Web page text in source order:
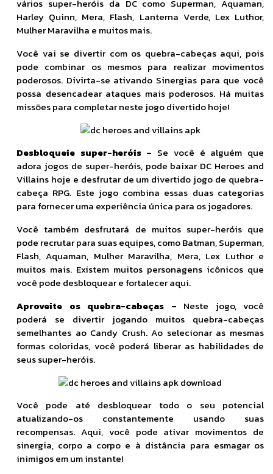
vários super-heróis da DC como Superman, Aquaman,
Harley Quinn, Mera, Flash, Lanterna Verde, Lex Luthor,
Mulher Maravilha e muitos mais.
Você vai se divertir com os quebra-cabeças aqui, pois
pode combinar os mesmos para realizar movimentos
poderosos. Divirta-se ativando Sinergias para que você
possa desencadear ataques mais poderosos. Há muitas
missões para completar neste jogo divertido hoje!
Desbloqueie super-heróis – Se você é alguém que
adora jogos de super-heróis, pode baixar DC Heroes and
Villains hoje e desfrutar de um divertido jogo de quebra-
cabeça RPG. Este jogo combina essas duas categorias
para fornecer uma experiência única para os jogadores.
Você também desfrutará de muitos super-heróis que
pode recrutar para suas equipes, como Batman, Superman,
Flash, Aquaman, Mulher Maravilha, Mera, Lex Luthor e
muitos mais. Existem muitos personagens icônicos que
você pode desbloquear e fortalecer aqui.
Aproveite os quebra-cabeças – Neste jogo, você
poderá se divertir jogando muitos quebra-cabeças
semelhantes ao Candy Crush. Ao selecionar as mesmas
formas coloridas, você poderá liberar as habilidades de
seus super-heróis.
Você pode até desbloquear todo o seu potencial
atualizando-os constantemente usando suas
recompensas. Aqui, você pode ativar movimentos de
sinergia, corpo a corpo e à distância para esmagar os
inimigos em um instante!